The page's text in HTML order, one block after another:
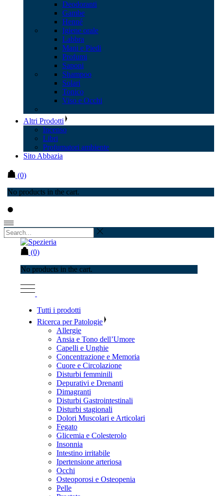
Deodoranti
Gambe
Henné
Igiene orale
Labbra
Mani e Piedi
Profumi
Saponi
Shampoo
Solari
Tonico
Viso e Occhi
Altri Prodotti
Incenso
Libri
Profumatori ambiente
Sito Abbazia
(0)
No products in the cart.
(0)
No products in the cart.
Tutti i prodotti
Ricerca per Patologie
Allergie
Ansia e Tono dell’Umore
Capelli e Unghie
Concentrazione e Memoria
Cuore e Circolazione
Disturbi femminili
Depurativi e Drenanti
Dimagranti
Disturbi Gastrointestinali
Disturbi stagionali
Dolori Muscolari e Articolari
Fegato
Glicemia e Colesterolo
Insonnia
Intestino irritabile
Ipertensione arteriosa
Occhi
Osteoporosi e Osteopenia
Pelle